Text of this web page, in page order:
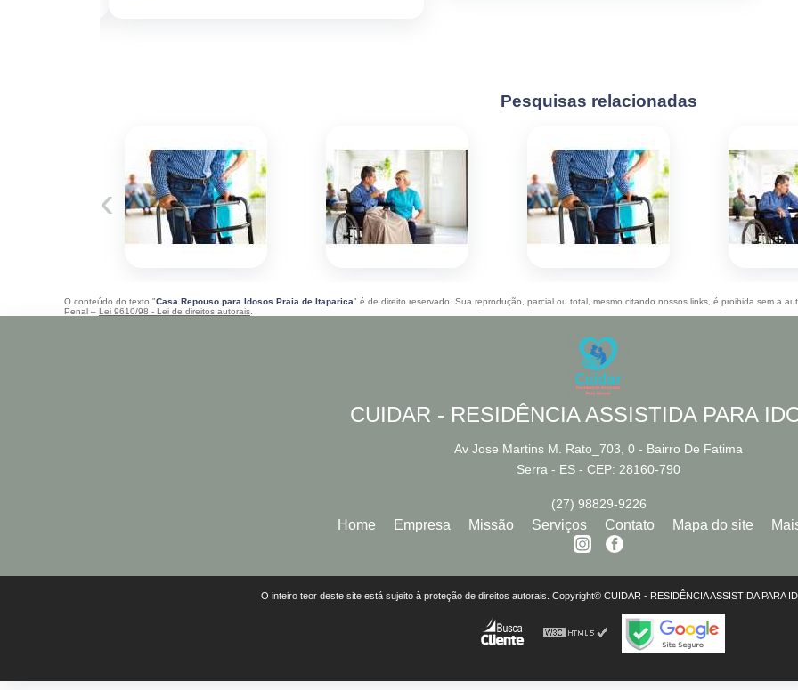
Pesquisas relacionadas
‹
O conteúdo do texto "Casa Repouso para Idosos Praia de Itaparica" é de direito reservado. Sua reprodução, parcial ou total, mesmo citando nossos links, é proibida sem a
Penal – Lei 9610/98 - Lei de direitos autorais
CUIDAR - RESIDÊNCIA ASSISTIDA PARA
Av Jose Martins M. Rato_703, 0 - Bairro De Fatima
Serra - ES - CEP: 28160-790
(27) 98829-9226
Home Empresa Missão Serviços Contato Mapa do site
O inteiro teor deste site está sujeito à proteção de direitos autorais. Copyright© CUIDAR - RESIDÊNCIA ASSISTIDA PARA